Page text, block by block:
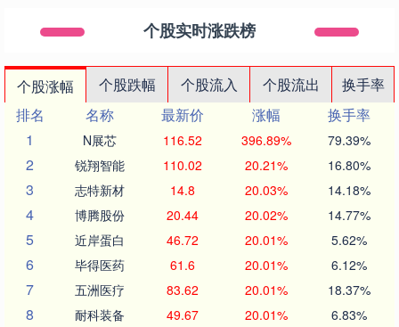
个股实时涨跌榜
个股涨幅 个股跌幅 个股流入 个股流出
换手率
排名
名称 最新价 涨幅
换手率
1
N展芯 116.52 396.89% 79.39%
2 锐翔智能 110.02 20.21% 16.80%
3 志特新材 14.8 20.03% 14.18%
4 博腾股份 20.44 20.02% 14.77%
5 近岸蛋白 46.72 20.01% 5.62%
6 毕得医药 61.6 20.01% 6.12%
7 五洲医疗 83.62 20.01% 18.37%
8 耐科装备 49.67 20.01% 6.83%